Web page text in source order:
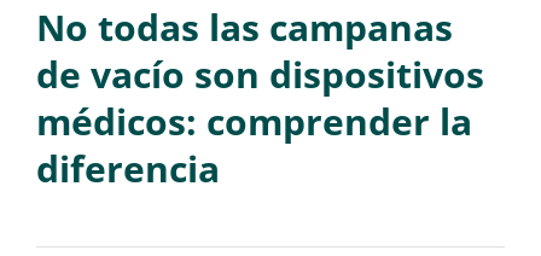
No todas las campanas
de vacío son dispositivos
médicos: comprender la
diferencia